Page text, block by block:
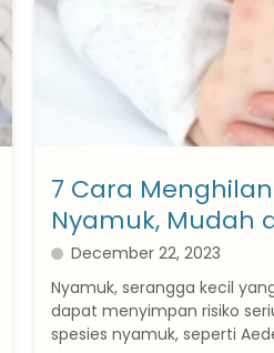
7 Cara
Nyamuk, Mudah
December 22, 2023
Nyamuk, serangga kecil
dapat menyimpan risiko
spesies nyamuk, seperti